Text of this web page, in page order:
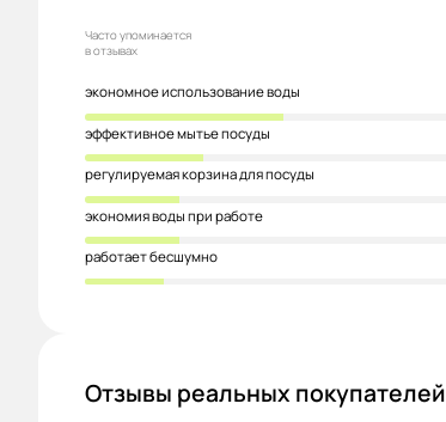
Часто упоминается
в отзывах
экономное использование воды
эффективное мытье посуды
регулируемая корзина для посуды
экономия воды при работе
работает бесшумно
Отзывы реальных покупателей